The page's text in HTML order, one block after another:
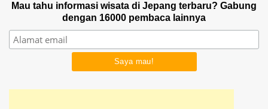
Mau tahu informasi wisata di Jepang terbaru? Gabung
dengan 16000 pembaca lainnya